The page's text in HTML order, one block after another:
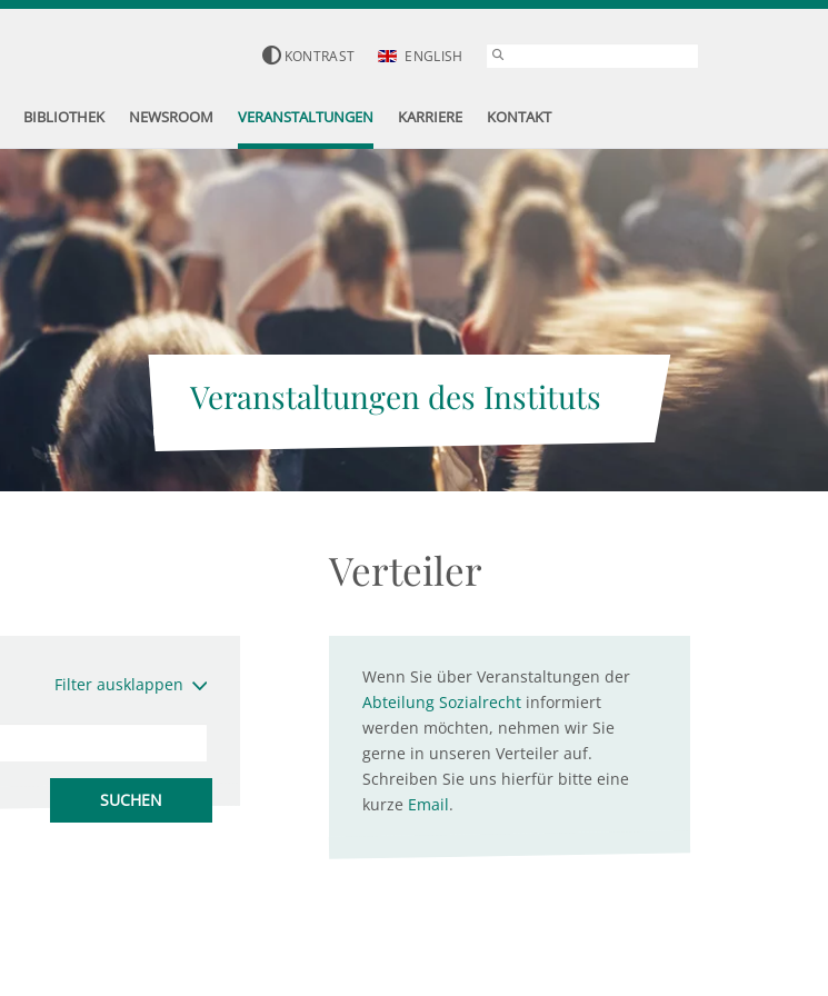
KONTRAST ENGLISH
BIBLIOTHEK NEWSROOM VERANSTALTUNGEN KARRIERE KONTAKT
Veranstaltungen des Instituts
Filter ausklappen
Verteiler
Wenn Sie über Veranstaltungen der
Abteilung Sozialrechtinformiert
werden möchten, nehmen wir Sie
gerne in unseren Verteiler auf.
Schreiben Sie uns hierfür bitte eine
kurze Email.